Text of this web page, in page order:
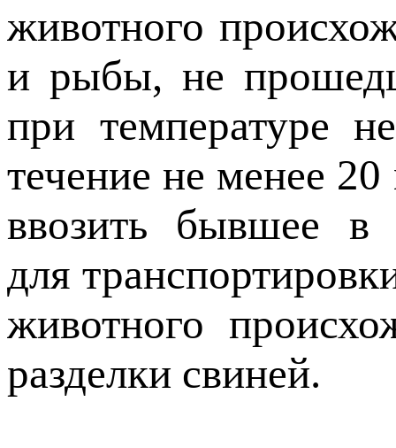
животного
и рыбы, не
при температуре
течение не менее
ввозить бывшее в
для
животного
разделки свиней.